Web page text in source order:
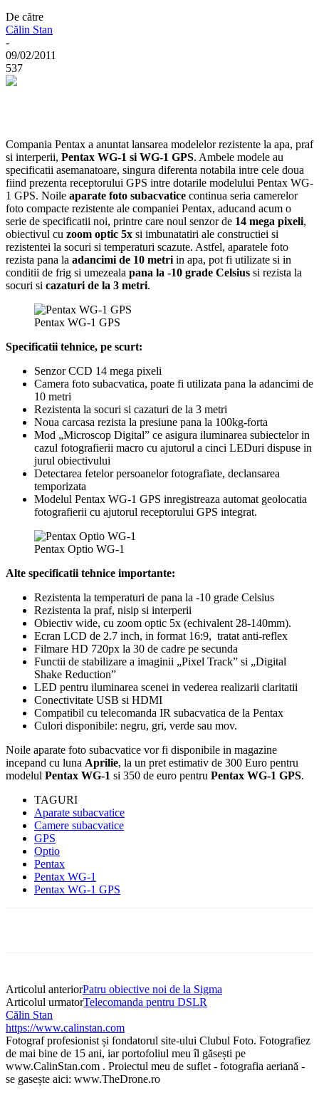
De către
Călin Stan
-
09/02/2011
537
Compania Pentax a anuntat lansarea modelelor rezistente la apa, praf
si interperii, Pentax WG-1 si WG-1 GPS. Ambele modele au
specificatii asemanatoare, singura diferenta notabila intre cele doua
fiind prezenta receptorului GPS intre dotarile modelului Pentax WG-
1 GPS. Noile aparate foto subacvatice continua seria camerelor
foto compacte rezistente ale companiei Pentax, aducand acum o
serie de specificatii noi, printre care noul senzor de 14 mega pixeli,
obiectivul cu zoom optic 5x si imbunatatiri ale constructiei si
rezistentei la socuri si temperaturi scazute. Astfel, aparatele foto
rezista pana la adancimi de 10 metri in apa, pot fi utilizate si in
conditii de frig si umezeala pana la -10 grade Celsius si rezista la
socuri si cazaturi de la 3 metri.
Pentax WG-1 GPS
Specificatii tehnice, pe scurt:
Senzor CCD 14 mega pixeli
Camera foto subacvatica, poate fi utilizata pana la adancimi de
10 metri
Rezistenta la socuri si cazaturi de la 3 metri
Noua carcasa rezista la presiune pana la 100kg-forta
Mod „Microscop Digital” ce asigura iluminarea subiectelor in
cazul fotografierii macro cu ajutorul a cinci LEDuri dispuse in
jurul obiectivului
Detectarea fetelor persoanelor fotografiate, declansarea
temporizata
Modelul Pentax WG-1 GPS inregistreaza automat geolocatia
fotografierii cu ajutorul receptorului GPS integrat.
Pentax Optio WG-1
Alte specificatii tehnice importante:
Rezistenta la temperaturi de pana la -10 grade Celsius
Rezistenta la praf, nisip si interperii
Obiectiv wide, cu zoom optic 5x (echivalent 28-140mm).
Ecran LCD de 2.7 inch, in format 16:9, tratat anti-reflex
Filmare HD 720px la 30 de cadre pe secunda
Functii de stabilizare a imaginii „Pixel Track” si „Digital
Shake Reduction”
LED pentru iluminarea scenei in vederea realizarii claritatii
Conectivitate USB si HDMI
Compatibil cu telecomanda IR subacvatica de la Pentax
Culori disponibile: negru, gri, verde sau mov.
Noile aparate foto subacvatice vor fi disponibile in magazine
incepand cu luna Aprilie, la un pret estimativ de 300 Euro pentru
modelul Pentax WG-1 si 350 de euro pentru Pentax WG-1 GPS.
TAGURI
Aparate subacvatice
Camere subacvatice
GPS
Optio
Pentax
Pentax WG-1
Pentax WG-1 GPS
Articolul anteriorPatru obiective noi de la Sigma
Articolul urmatorTelecomanda pentru DSLR
Călin Stan
https://www.calinstan.com
Fotograf profesionist și fondatorul site-ului Clubul Foto. Fotografiez
de mai bine de 15 ani, iar portofoliul meu îl găsești pe
www.CalinStan.com . Proiectul meu de suflet - fotografia aeriană -
se gasește aici: www.TheDrone.ro